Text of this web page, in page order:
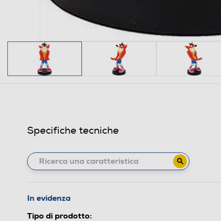
Specifiche tecniche
In evidenza
Tipo di prodotto: